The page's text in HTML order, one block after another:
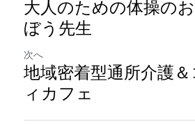
大人のための体操の
ぼう先生
次へ
地域密着型通所介護
ィカフェ